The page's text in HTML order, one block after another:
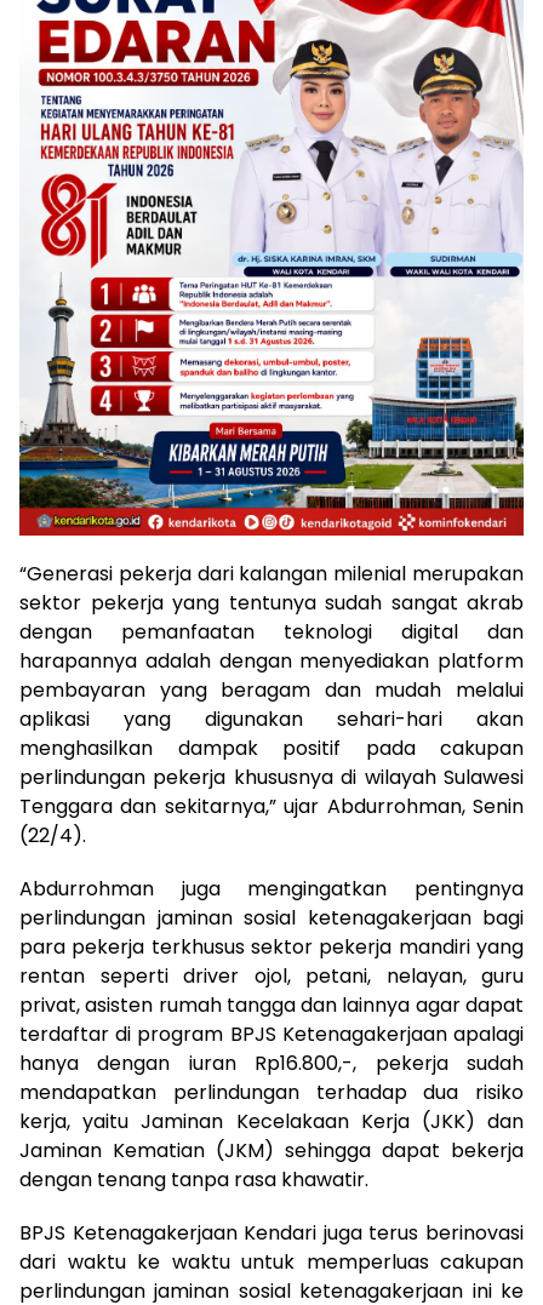
“Generasi pekerja dari kalangan milenial merupakan
sektor pekerja yang tentunya sudah sangat akrab
dengan pemanfaatan teknologi digital dan
harapannya adalah dengan menyediakan platform
pembayaran yang beragam dan mudah melalui
aplikasi yang digunakan sehari-hari akan
menghasilkan dampak positif pada cakupan
perlindungan pekerja khususnya di wilayah Sulawesi
Tenggara dan sekitarnya,” ujar Abdurrohman, Senin
(22/4).
Abdurrohman juga mengingatkan pentingnya
perlindungan jaminan sosial ketenagakerjaan bagi
para pekerja terkhusus sektor pekerja mandiri yang
rentan seperti driver ojol, petani, nelayan, guru
privat, asisten rumah tangga dan lainnya agar dapat
terdaftar di program BPJS Ketenagakerjaan apalagi
hanya dengan iuran Rp16.800,-, pekerja sudah
mendapatkan perlindungan terhadap dua risiko
kerja, yaitu Jaminan Kecelakaan Kerja (JKK) dan
Jaminan Kematian (JKM) sehingga dapat bekerja
dengan tenang tanpa rasa khawatir.
BPJS Ketenagakerjaan Kendari juga terus berinovasi
dari waktu ke waktu untuk memperluas cakupan
perlindungan jaminan sosial ketenagakerjaan ini ke